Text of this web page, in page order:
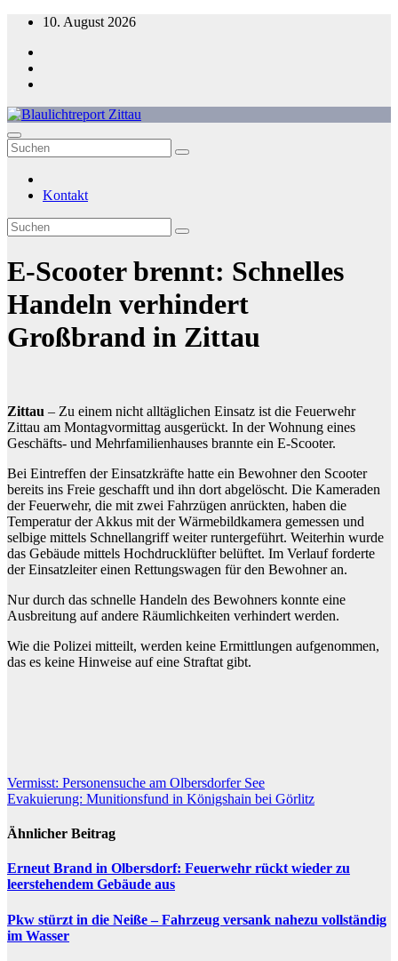
Zum
springen
10. August 2026
Blaulichtreport Zittau
Kontakt
E-Scooter brennt: Schnelles
Handeln verhindert
Großbrand in Zittau
Zittau – Zu einem nicht alltäglichen Einsatz ist die Feuerwehr
Zittau am Montagvormittag ausgerückt. In der Wohnung eines
Geschäfts- und Mehrfamilienhauses brannte ein E-Scooter.
Bei Eintreffen der Einsatzkräfte hatte ein Bewohner den Scooter
bereits ins Freie geschafft und ihn dort abgelöscht. Die Kameraden
der Feuerwehr, die mit zwei Fahrzügen anrückten, haben die
Temperatur der Akkus mit der Wärmebildkamera gemessen und
selbige mittels Schnellangriff weiter runtergeführt. Weiterhin wurde
das Gebäude mittels Hochdrucklüfter belüftet. Im Verlauf forderte
der Einsatzleiter einen Rettungswagen für den Bewohner an.
Nur durch das schnelle Handeln des Bewohners konnte eine
Ausbreitung auf andere Räumlichkeiten verhindert werden.
Wie die Polizei mitteilt, werden keine Ermittlungen aufgenommen,
das es keine Hinweise auf eine Straftat gibt.
Beitragsnavigation
Vermisst: Personensuche am Olbersdorfer See
Evakuierung: Munitionsfund in Königshain bei Görlitz
Ähnlicher Beitrag
Erneut Brand in Olbersdorf: Feuerwehr rückt wieder zu
leerstehendem Gebäude aus
Pkw stürzt in die Neiße – Fahrzeug versank nahezu vollständig
im Wasser